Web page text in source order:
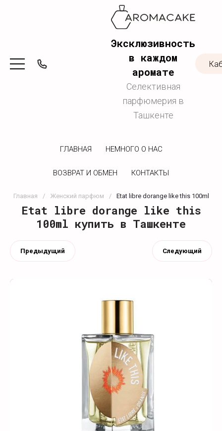
Эксклюзивность
в каждом
аромате
Селективная
парфюмерия в
Ташкенте
ГЛАВНАЯ НЕМНОГО О НАС
ВОЗВРАТ И ОБМЕН КОНТАКТЫ
Главная / Женский парфюм / Etat libre dorange like this 100ml
Etat libre dorange like this
100ml купить в Ташкенте
Предыдущий Следующий